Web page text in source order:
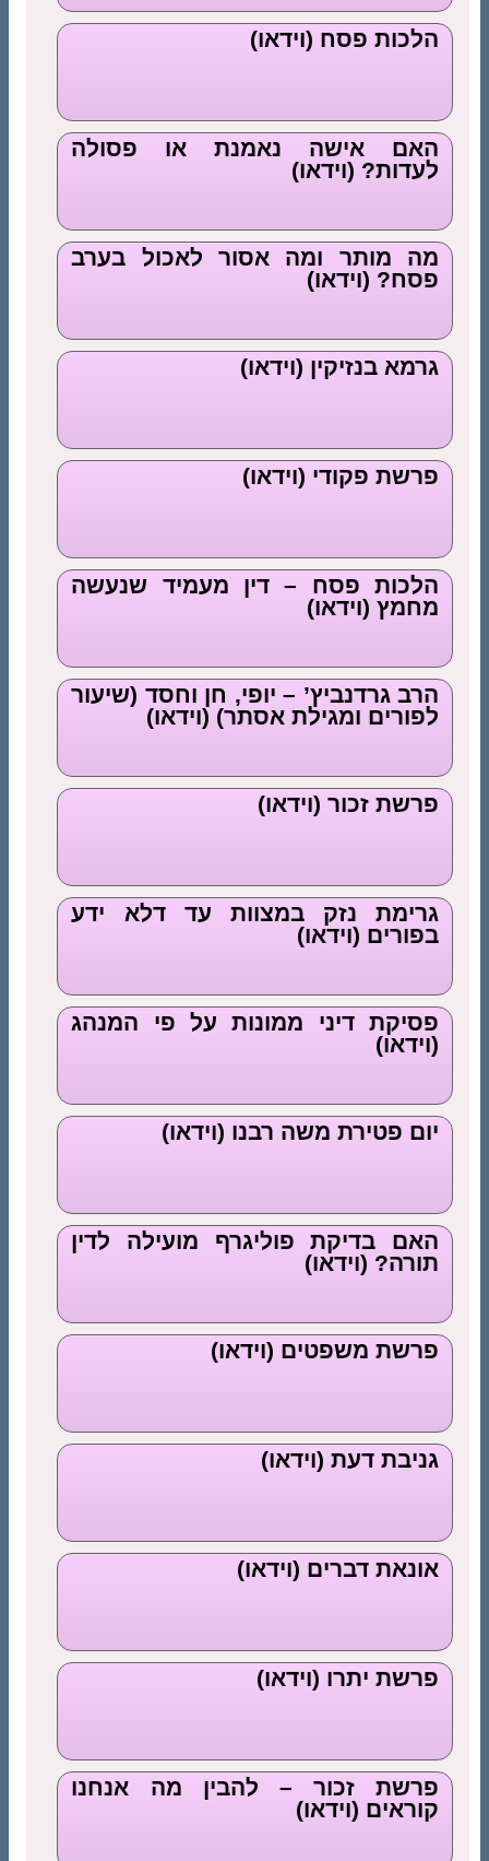
הלכות פסח (וידאו)
האם אישה נאמנת או פסולה
לעדות? (וידאו)
מה מותר ומה אסור לאכול בערב
פסח? (וידאו)
גרמא בנזיקין (וידאו)
פרשת פקודי (וידאו)
הלכות פסח – דין מעמיד שנעשה
מחמץ (וידאו)
הרב גרדנביץ’ – יופי, חן וחסד (שיעור
לפורים ומגילת אסתר) (וידאו)
פרשת זכור (וידאו)
גרימת נזק במצוות עד דלא ידע
בפורים (וידאו)
פסיקת דיני ממונות על פי המנהג
(וידאו)
יום פטירת משה רבנו (וידאו)
האם בדיקת פוליגרף מועילה לדין
תורה? (וידאו)
פרשת משפטים (וידאו)
גניבת דעת (וידאו)
אונאת דברים (וידאו)
פרשת יתרו (וידאו)
פרשת זכור – להבין מה אנחנו
קוראים (וידאו)